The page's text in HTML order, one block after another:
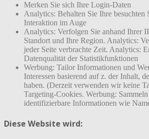
Merken Sie sich Ihre Login-Daten
Analytics: Behalten Sie Ihre besuchten
Interaktion im Auge
Analytics: Verfolgen Sie anhand Ihrer
Standort und Ihre Region. Analytics:
jeder Seite verbrachte Zeit. Analytics:
Datenqualität der Statistikfunktionen
Werbung: Tailor Informationen und
Interessen basierend auf z. der Inhalt,
haben. (Derzeit verwenden wir keine
Targeting-Cookies. Werbung:
identifizierbare Informationen wie
Diese Website wird: